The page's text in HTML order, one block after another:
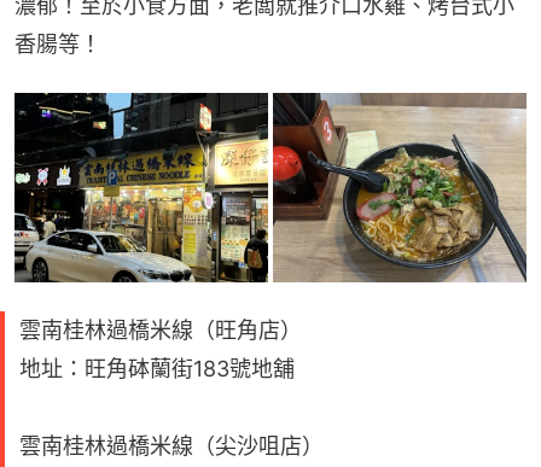
濃郁！至於小食方面，老闆就推介口水雞、烤台式小
香腸等！
雲南桂林過橋米線（旺角店）
地址：旺角砵蘭街183號地舖
雲南桂林過橋米線（尖沙咀店）